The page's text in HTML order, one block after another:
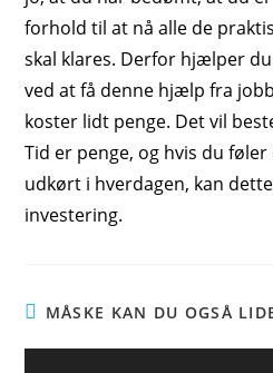
forhold til at nå alle de
skal klares. Derfor hjælper
ved at få denne hjælp fra
koster lidt penge. Det vil
Tid er penge, og hvis du
udkørt i hverdagen, kan
investering.
MÅSKE KAN DU OGSÅ